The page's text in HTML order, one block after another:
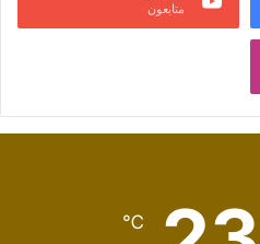
متابعون
℃